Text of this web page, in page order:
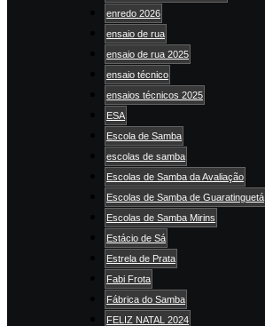
enredo 2026
ensaio de rua
ensaio de rua 2025
ensaio técnico
ensaios técnicos 2025
ESA
Escola de Samba
escolas de samba
Escolas de Samba da Avaliação
Escolas de Samba de Guaratinguetá
Escolas de Samba Mirins
Estácio de Sá
Estrela de Prata
Fabi Frota
Fábrica do Samba
FELIZ NATAL 2024